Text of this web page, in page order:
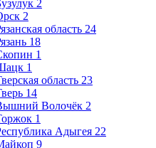
2
2
область 24
18
1
1
область 23
14
Волочёк 2
1
Адыгея 22
9